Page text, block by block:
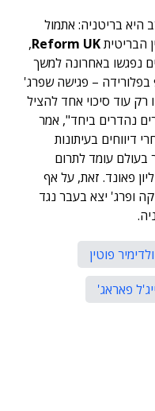
בריטניה: אתמול
הבריטיתReform UK
,
נפגשו באחרונה למשך
– פגישה שפרג'
רק עוד סיכוי אחד להציל
נהדרים ביחד", אמר
דיווחים בעיתונות
בעולם עומד לתרום
100 מיליון דולר, שהם 95 מיליון פאונד. זאת, על אף
ופרג' יצא בעבר נגד
ולדימיר פוטין
פאראג'